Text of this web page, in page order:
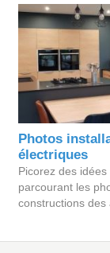
Photos
électriques
Picorez des idées
parcourant les
constructions des